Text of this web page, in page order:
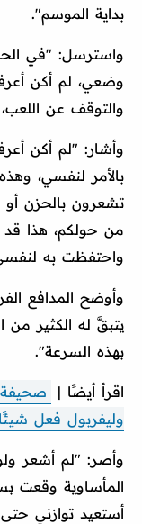
بداية الموسم".
واسترسل: "في
وضعي، لم أكن
والتوقف عن
وأشار: "لم أكن
بالأمر لنفسي،
تشعرون بالحزن
من حولكم، هذا قد
واحتفظت به
وأوضح المدافع
يتبقَّ له الكثير من
بهذه السرعة".
اقرأ أيضًا |
صحيفة
وليفربول فعل
وأصر: "لم أشعر
المأساوية وقعت
أستعيد توازني